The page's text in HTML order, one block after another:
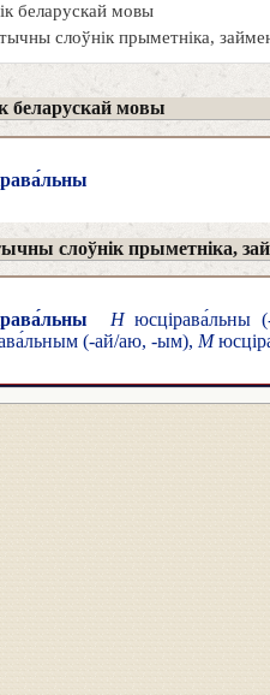
беларускай мовы
слоўнік прыметніка,
беларускай мовы
слоўнік прыметніка,
Нюсцірава́льны
(-ай/аю, -ым), М